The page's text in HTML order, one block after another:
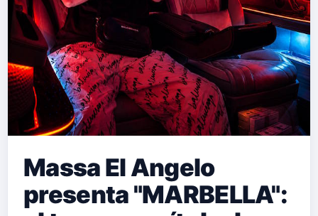
Massa El Angelo
presenta "MARBELLA":